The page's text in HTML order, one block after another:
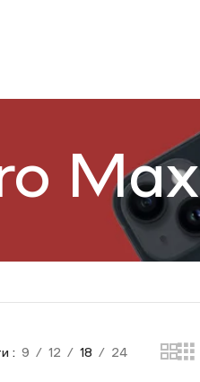
Max
9 12 18 24